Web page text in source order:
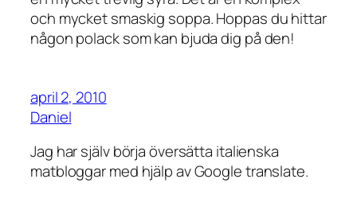
och mycket smaskig soppa. Hoppas du hittar
någon polack som kan bjuda dig på den!
april 2, 2010
Daniel
Jag har själv börja översätta italienska
matbloggar med hjälp av Google translate.